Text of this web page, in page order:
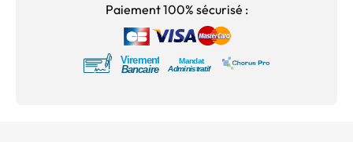
Paiement 100% sécurisé :